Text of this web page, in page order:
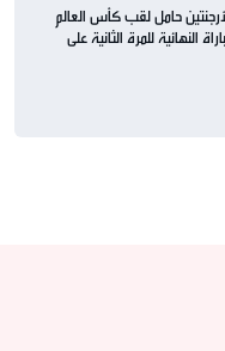
حامل لقب كأس العالم
النهائية للمرة الثانية على